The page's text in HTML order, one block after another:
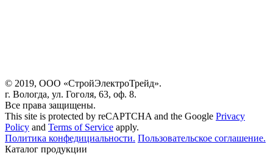
© 2019, ООО «СтройЭлектроТрейд».
г. Вологда, ул. Гоголя, 63, оф. 8.
Все права защищены.
This site is protected by reCAPTCHA and the Google Privacy
Policy and Terms of Service apply.
Политика конфедициальности. Пользовательское соглашение.
Каталог продукции